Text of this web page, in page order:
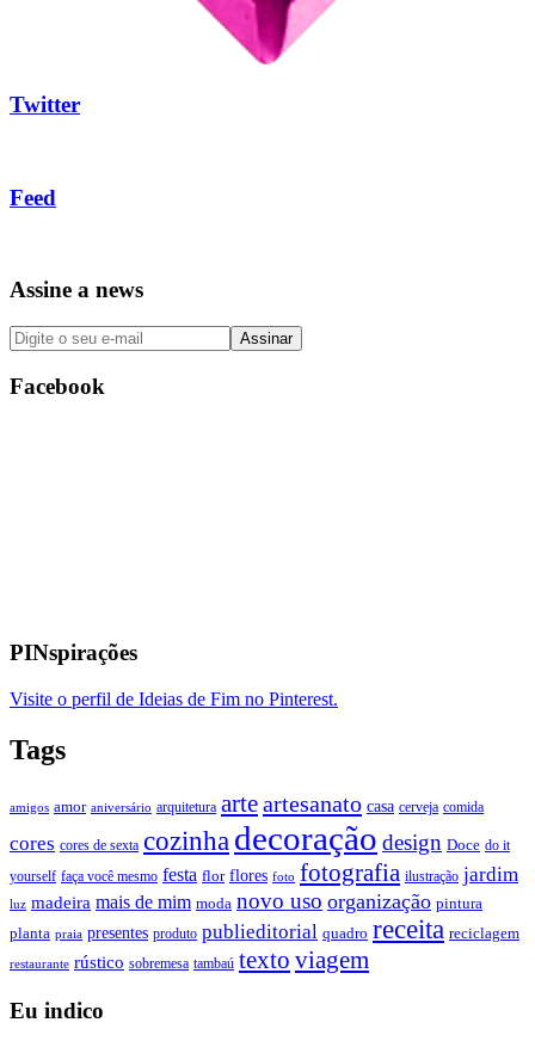
Twitter
Feed
Assine a news
Facebook
PINspirações
Visite o perfil de Ideias de Fim no Pinterest.
Tags
amigos amor aniversário arquitetura arteartesanato casa cerveja comida
cores cores de sexta cozinhadecoração design Doce do it
yourself faça você mesmo festa flor flores foto fotografia ilustração jardim
luz madeira mais de mim moda novo uso organização pintura
planta praia presentes produto publieditorial quadro receita reciclagem
restaurante rústico sobremesa tambaú texto viagem
Eu indico